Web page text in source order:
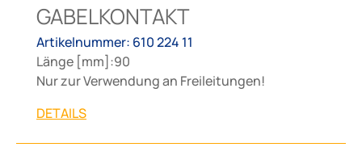
GABELKONTAKT
Artikelnummer: 610 224 11
Länge [mm]:90
Nur zur Verwendung an Freileitungen!
DETAILS